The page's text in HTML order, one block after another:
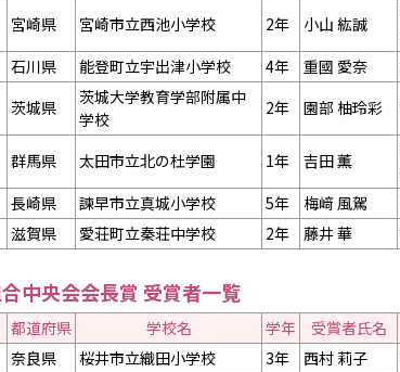
宮崎県 宮崎市立西池小学校 2年 小山 紘誠
石川県 能登町立宇出津小学校 4年 重國 愛奈
茨城県
茨城大学教育学部附属中
学校
2年 園部 柚玲彩
群馬県 太田市立北の杜学園 1年 吉田 薫
長崎県 諫早市立真城小学校 5年 梅﨑 風駕
滋賀県 愛荘町立秦荘中学校 2年 藤井 華
中央会会長賞 受賞者一覧
都道府県 学校名 学年 受賞者氏名
奈良県 桜井市立織田小学校 3年 西村 莉子